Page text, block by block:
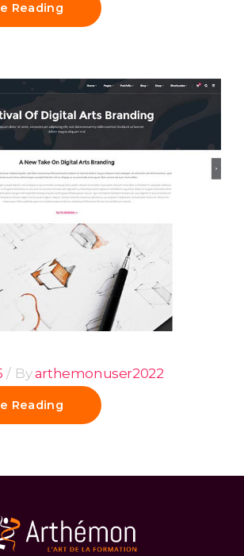
Reading
Byarthemonuser2022
Reading